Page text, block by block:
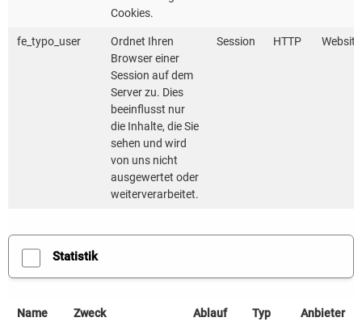
Genug Stadt Krisen. Impulse
für eine suffizienzorientierte
Stadtentwicklung und
nachhaltige Bodenpolitik
(Petersen et. al, 2023)
How can municipalities
initiatives? (Wuppertal
Institut, 2023)
Cookies.
fe_typo_user
Ordnet Ihren
Browser einer
Session auf dem
Server zu. Dies
beeinflusst nur
die Inhalte, die Sie
sehen und wird
von uns nicht
ausgewertet oder
weiterverarbeitet.
Session HTTP Website
Statistik
Name Zweck Ablauf Typ Anbieter